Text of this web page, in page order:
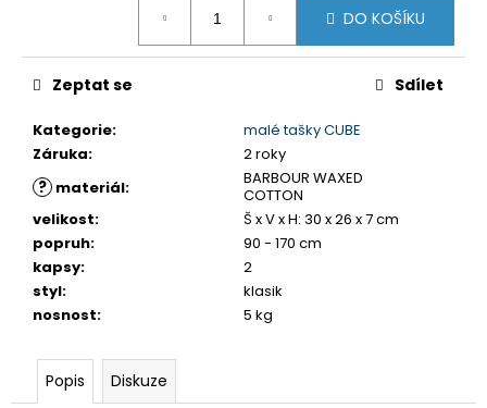
DO KOŠÍKU
Kategorie:
malé tašky CUBE
Záruka: 2 roky
? materiál:
BARBOUR WAXED
COTTON
velikost:
Š x V x H: 30 x 26 x 7 cm
popruh:
90 - 170 cm
kapsy:
2
styl:
klasik
nosnost: 5 kg
Zeptat se Sdílet
Popis Diskuze